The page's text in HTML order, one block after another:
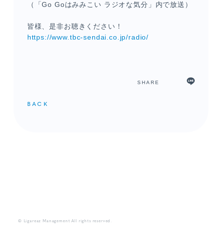
（「Go Goはみみこい ラジオな気分」内で放送）
皆様、是非お聴きください！
https://www.tbc-sendai.co.jp/radio/
SHARE
BACK
© Ligareaz Management All rights reserved.